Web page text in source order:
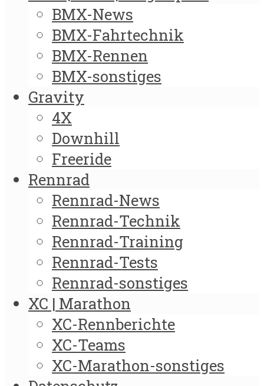
BMX-News
BMX-Fahrtechnik
BMX-Rennen
BMX-sonstiges
Gravity
4X
Downhill
Freeride
Rennrad
Rennrad-News
Rennrad-Technik
Rennrad-Training
Rennrad-Tests
Rennrad-sonstiges
XC | Marathon
XC-Rennberichte
XC-Teams
XC-Marathon-sonstiges